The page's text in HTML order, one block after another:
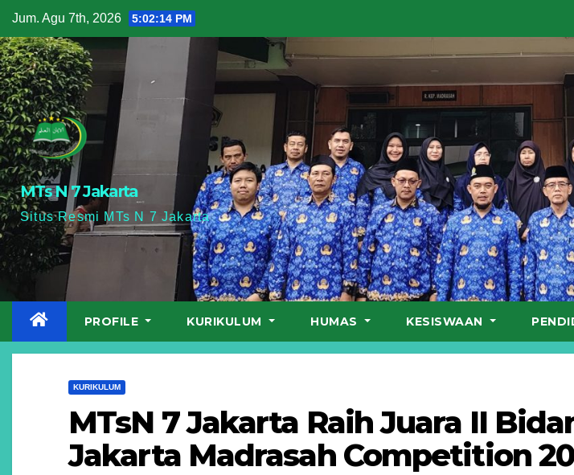
Skip
to
content
Jum. Agu 7th, 2026 5:02:15 PM
MTs N 7 Jakarta
Situs Resmi MTs N 7 Jakarta
PROFILE KURIKULUM HUMAS KESISWAAN
KURIKULUM
MTsN 7 Jakarta Raih Juara II
Jakarta Madrasah Competition